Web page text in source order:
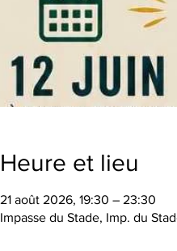
Heure et lieu
21 août 2026, 19:30 – 23:30
Impasse du Stade, Imp. du